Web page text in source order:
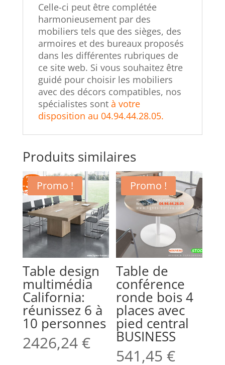
Celle-ci peut être complétée
harmonieusement par des
mobiliers tels que des sièges, des
armoires et des bureaux proposés
dans les différentes rubriques de
ce site web. Si vous souhaitez être
guidé pour choisir les mobiliers
avec des décors compatibles, nos
spécialistes sont à votre
disposition au 04.94.44.28.05.
Produits similaires
Promo !
Table design
multimédia
California:
réunissez 6 à
10 personnes
2426,24€
Promo !
Table de
conférence
ronde bois 4
places avec
pied central
BUSINESS
541,45€